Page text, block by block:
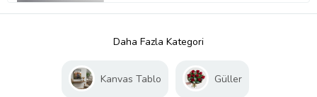
Daha Fazla Kategori
Kanvas Tablo Güller